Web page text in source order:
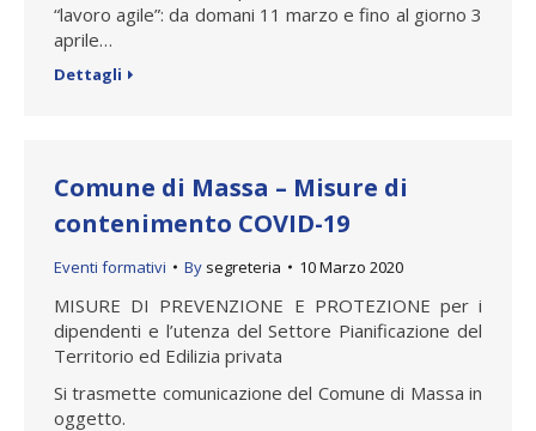
“lavoro agile”: da domani 11 marzo e fino al giorno 3
aprile…
Dettagli
Comune di Massa – Misure di
contenimento COVID-19
Eventi formativi By segreteria 10 Marzo 2020
MISURE DI PREVENZIONE E PROTEZIONE per i
dipendenti e l’utenza del Settore Pianificazione del
Territorio ed Edilizia privata
Si trasmette comunicazione del Comune di Massa in
oggetto.